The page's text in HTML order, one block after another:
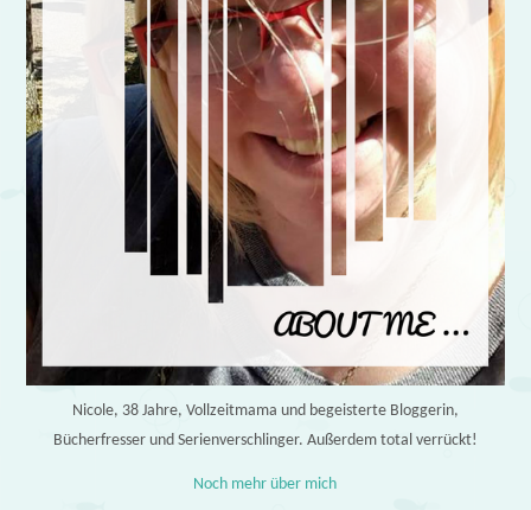
Nicole, 38 Jahre, Vollzeitmama und begeisterte Bloggerin,
Bücherfresser und Serienverschlinger. Außerdem total verrückt!
Noch mehr über mich